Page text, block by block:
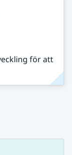
för att